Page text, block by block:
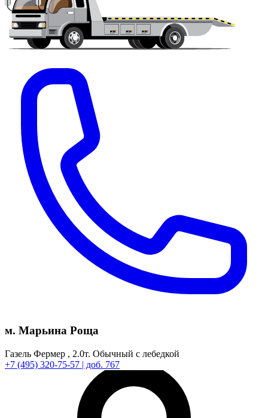
м. Марьина Роща
Газель Фермер , 2.0т. Обычный с лебедкой
+7 (495) 320-75-57 | доб. 767